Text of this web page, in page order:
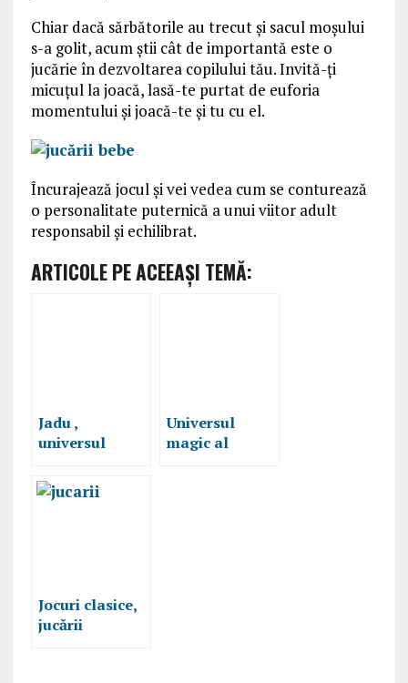
Chiar dacă sărbătorile au trecut și sacul moșului
s-a golit, acum știi cât de importantă este o
jucărie în dezvoltarea copilului tău. Invită-ți
micuțul la joacă, lasă-te purtat de euforia
momentului și joacă-te și tu cu el.
Încurajează jocul și vei vedea cum se conturează
o personalitate puternică a unui viitor adult
responsabil și echilibrat.
ARTICOLE PE ACEEAŞI TEMĂ:
Jadu ,
universul
Universul
magic al
Jocuri clasice,
jucării